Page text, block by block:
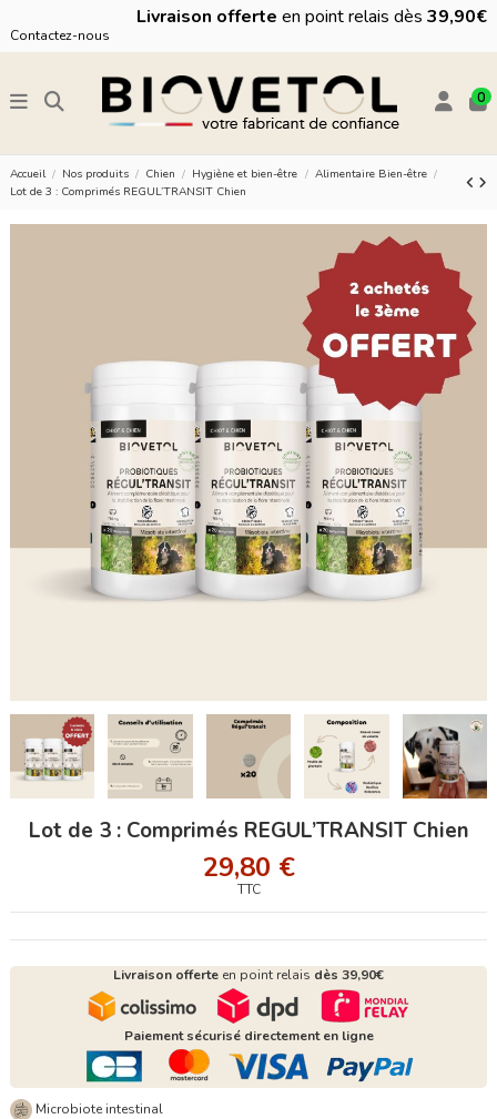
Livraison offerte en point relais dès 39,90€
Contactez-nous
0
Accueil Nos produits Chien Hygiène et bien-être
Alimentaire Bien-être
Lot de 3 : Comprimés REGUL’TRANSIT Chien
Lot de 3 : Comprimés REGUL’TRANSIT Chien
29,80 €
TTC
Livraison offerte en point relais dès 39,90€
Paiement sécurisé directement en ligne
Microbiote intestinal